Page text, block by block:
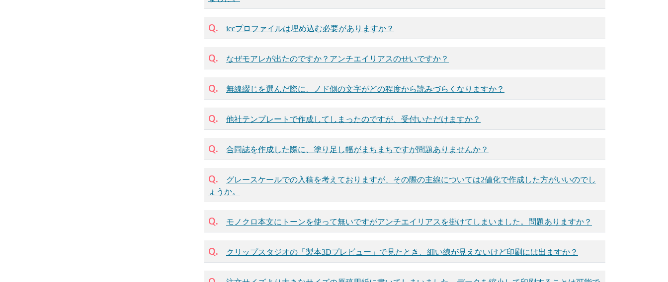
Q. iccプロファイルは埋め込む必要がありますか？
Q. なぜモアレが出たのですか？アンチエイリアスのせいですか？
Q. 無線綴じを選んだ際に、ノド側の文字がどの程度から読みづらくなりますか？
Q. 他社テンプレートで作成してしまったのですが、受付いただけますか？
Q. 合同誌を作成した際に、塗り足し幅がまちまちですが問題ありませんか？
Q.
グレースケールでの入稿を考えておりますが、その際の主線については2値化で作成した方がいいのでし
ょうか。
Q. モノクロ本文にトーンを使って無いですがアンチエイリアスを掛けてしまいました。問題ありますか？
Q. クリップスタジオの「製本3Dプレビュー」で見たとき、細い線が見えないけど印刷には出ますか？